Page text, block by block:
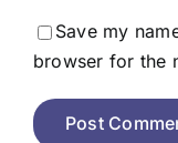
Save my
browser for the